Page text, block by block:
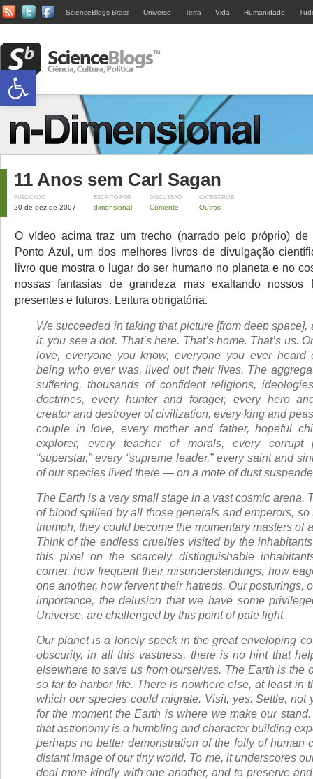
ScienceBlogs Brasil Universo Terra Vida Humanidade
11 Anos sem Carl Sagan
PUBLICADO
20 de dez de 2007
ESCRITO POR
dimensional
DISCUSSÃO
Comente!
CATEGORIAS
Outros
O vídeo acima traz um trecho (narrado pelo próprio)
Ponto Azul, um dos melhores livros de divulgação
livro que mostra o lugar do ser humano no planeta e no
nossas fantasias de grandeza mas exaltando nossos
presentes e futuros. Leitura obrigatória.
We succeeded in taking that picture [from deep space],
it, you see a dot. That’s here. That’s home. That’s us.
love, everyone you know, everyone you ever heard
being who ever was, lived out their lives. The
suffering, thousands of confident religions,
doctrines, every hunter and forager, every hero
creator and destroyer of civilization, every king and
couple in love, every mother and father, hopeful
explorer, every teacher of morals, every corrupt
“superstar,” every “supreme leader,” every saint and
of our species lived there — on a mote of dust
The Earth is a very small stage in a vast cosmic arena.
of blood spilled by all those generals and emperors, so
triumph, they could become the momentary masters of
Think of the endless cruelties visited by the
this pixel on the scarcely distinguishable
corner, how frequent their misunderstandings, how
one another, how fervent their hatreds. Our posturings,
importance, the delusion that we have some
Universe, are challenged by this point of pale light.
Our planet is a lonely speck in the great enveloping
obscurity, in all this vastness, there is no hint that
elsewhere to save us from ourselves. The Earth is the
so far to harbor life. There is nowhere else, at least in
which our species could migrate. Visit, yes. Settle, not
for the moment the Earth is where we make our
that astronomy is a humbling and character building
perhaps no better demonstration of the folly of human
distant image of our tiny world. To me, it underscores
deal more kindly with one another, and to preserve
Abrir a barra de ferramentas